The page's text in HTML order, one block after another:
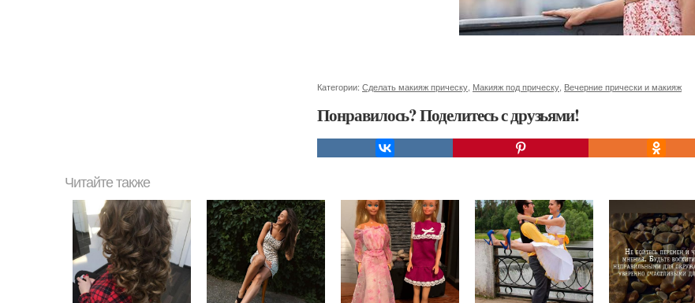
Категории: Сделать макияж прическу Макияж под прическу Вечерние прически и макияж
Понравилось? Поделитесь с друзьями!
Читайте также